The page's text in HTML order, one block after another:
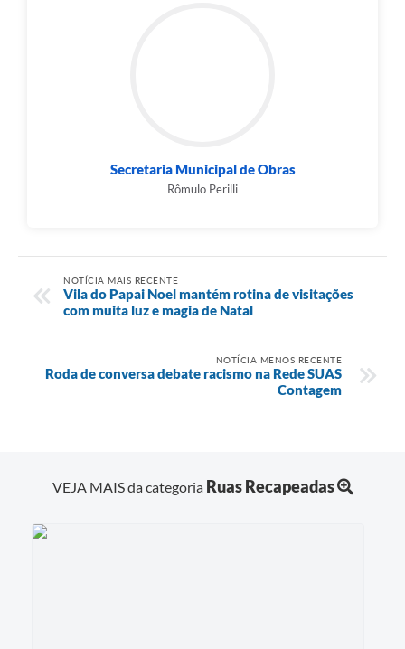
Secretaria Municipal de Obras
Rômulo Perilli
NOTÍCIA MAIS RECENTE
Vila do Papai Noel mantém rotina de visitações
com muita luz e magia de Natal
NOTÍCIA MENOS RECENTE
Roda de conversa debate racismo na Rede SUAS
Contagem
VEJA MAIS da categoria Ruas Recapeadas